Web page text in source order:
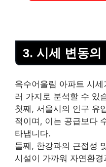
3. 시세 변동의
옥수어울림 아파트 시
러 가지로 분석할 수 있
첫째, 서울시의 인구 유
적이며, 이는 공급보다
타냅니다.
둘째, 한강과의 근접성
시설이 가까워 자연환